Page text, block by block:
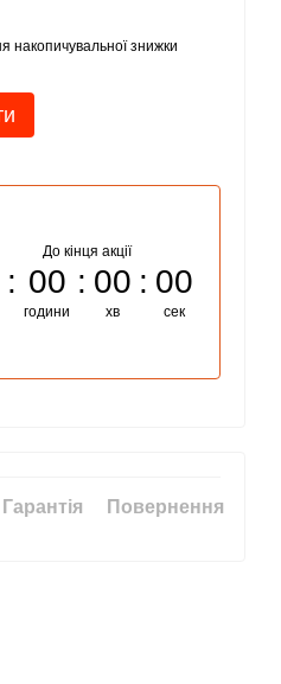
накопичувальної знижки
До кінця акції
00
години
00
хв
00
сек
Гарантія Повернення